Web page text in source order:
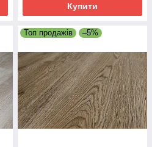
Купити
Топ продажів –5%